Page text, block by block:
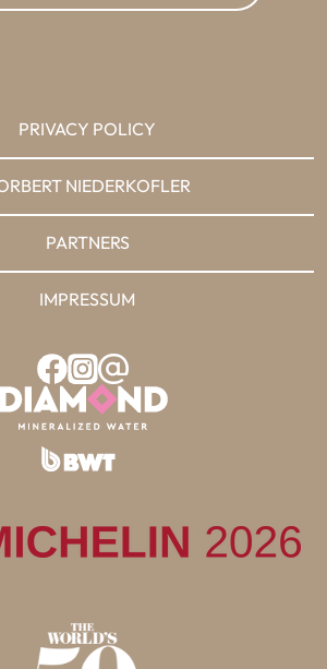
PRIVACY POLICY
NIEDERKOFLER
PARTNERS
IMPRESSUM